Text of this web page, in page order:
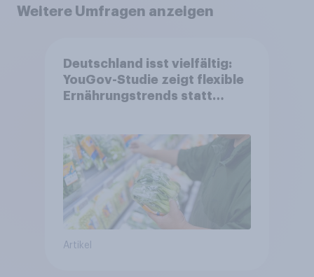
Weitere Umfragen anzeigen
Deutschland isst vielfältig:
YouGov-Studie zeigt flexible
Ernährungstrends statt
Artikel